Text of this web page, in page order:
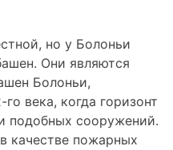
но у Болоньи
Они являются
Болоньи,
века, когда горизонт
подобных сооружений.
качестве пожарных